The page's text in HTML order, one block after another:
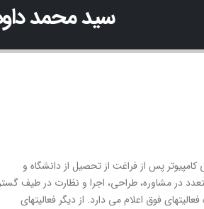
سید محمد
برنامه نویسی کامپیوتر پس از فراغت از تحصیل از دانشگاه و
در مشاوره، طراحی، اجرا و نظارت در طیف
فوق اعلام می دارد. از دیگر فعالیتهای